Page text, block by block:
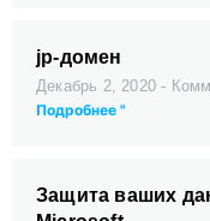
jp-домен
Декабрь 2, 2020
Подробнее "
Защита ваших